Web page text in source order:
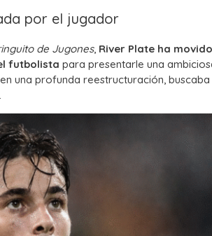
por el jugador
de Jugones, River Plate ha
futbolista para presentarle una
una profunda reestructuración,